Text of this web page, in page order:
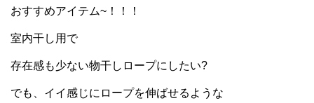
おすすめアイテム~！！！
室内干し用で
存在感も少ない物干しロープにしたい?
でも、イイ感じにロープを伸ばせるような